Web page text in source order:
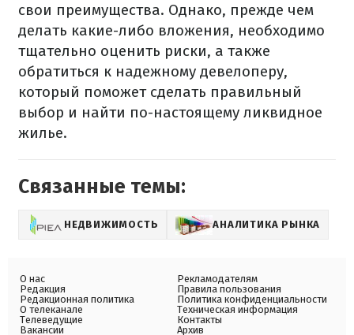
свои преимущества. Однако, прежде чем
делать какие-либо вложения, необходимо
тщательно оценить риски, а также
обратиться к надежному девелоперу,
который поможет сделать правильный
выбор и найти по-настоящему ликвидное
жилье.
Связанные темы:
НЕДВИЖИМОСТЬ АНАЛИТИКА РЫНКА
О нас
Редакция
Редакционная политика
О телеканале
Телеведущие
Вакансии
Рекламодателям
Правила пользования
Политика конфиденциальности
Техническая информация
Контакты
Архив